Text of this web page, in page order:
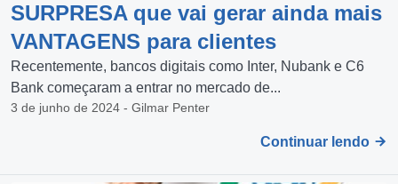
SURPRESA que vai gerar ainda mais
VANTAGENS para clientes
Recentemente, bancos digitais como Inter, Nubank e C6
Bank começaram a entrar no mercado de...
3 de junho de 2024 - Gilmar Penter
Continuar lendo